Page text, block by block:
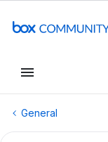
General